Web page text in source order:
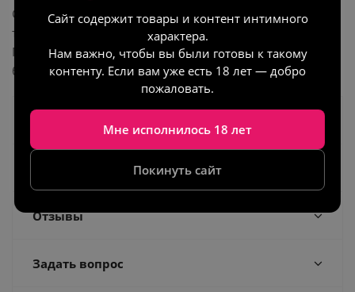
Свеча с ароматом сделана на основе соевого воска,
температура плавления которого гораздо ниже.
Поэтому, даже если лить масло сразу на тело - оно не
будет обжигающе горячим.
Как оплатить заказ
Отзывы
Задать вопрос
Сайт содержит товары и контент интимного
характера.
Нам важно, чтобы вы были готовы к такому
контенту. Если вам уже есть 18 лет — добро
пожаловать.
Мне исполнилось 18 лет
Покинуть сайт